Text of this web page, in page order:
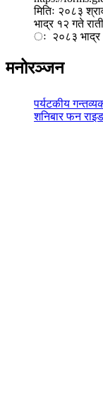
मितिः २०८३
भाद्र १२ गते
ः २०८३ भाद्र
मनोरञ्जन
पर्यटकीय
शनिबार फन